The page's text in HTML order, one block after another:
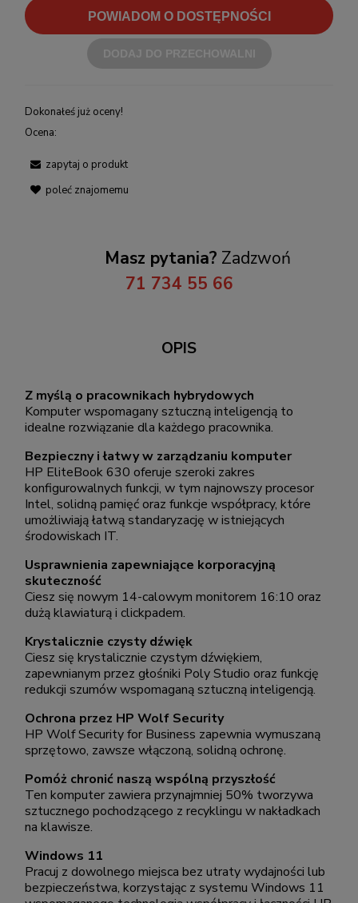
POWIADOM O DOSTĘPNOŚCI
Dokonałeś już oceny!
Ocena:
zapytaj o produkt
poleć znajomemu
Masz pytania? Zadzwoń
71 734 55 66
OPIS
Z myślą o pracownikach hybrydowych
Komputer wspomagany sztuczną inteligencją to
idealne rozwiązanie dla każdego pracownika.
Bezpieczny i łatwy w zarządzaniu komputer
HP EliteBook 630 oferuje szeroki zakres
konfigurowalnych funkcji, w tym najnowszy procesor
Intel, solidną pamięć oraz funkcje współpracy, które
umożliwiają łatwą standaryzację w istniejących
środowiskach IT.
Usprawnienia zapewniające korporacyjną
skuteczność
Ciesz się nowym 14-calowym monitorem 16:10 oraz
dużą klawiaturą i clickpadem.
Krystalicznie czysty dźwięk
Ciesz się krystalicznie czystym dźwiękiem,
zapewnianym przez głośniki Poly Studio oraz funkcję
redukcji szumów wspomaganą sztuczną inteligencją.
Ochrona przez HP Wolf Security
HP Wolf Security for Business zapewnia wymuszaną
sprzętowo, zawsze włączoną, solidną ochronę.
Pomóż chronić naszą wspólną przyszłość
Ten komputer zawiera przynajmniej 50% tworzywa
sztucznego pochodzącego z recyklingu w nakładkach
na klawisze.
Windows 11
Pracuj z dowolnego miejsca bez utraty wydajności lub
bezpieczeństwa, korzystając z systemu Windows 11